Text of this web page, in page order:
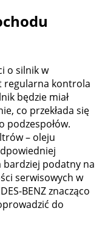
o silnik w
regularna kontrola
będzie miał
co przekłada się
podzespołów.
– oleju
bardziej podatny na
serwisowych w
BENZ znacząco
do